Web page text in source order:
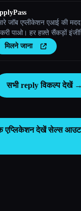
जॉब एप्लीकेशन एआई की
पाओ। हर हफ़्ते सैंकड़ों
रूप से आवेदन करो! 100
ApplyPass से जुड़ें।
मिलने जाना
सभी reply विकल्प देखें →
एप्लिकेशन देखेंसेल्स